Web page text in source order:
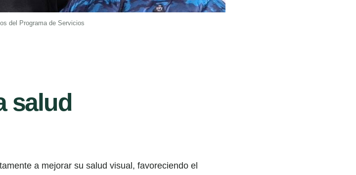
del Programa de Servicios
salud
a mejorar su salud visual, favoreciendo el